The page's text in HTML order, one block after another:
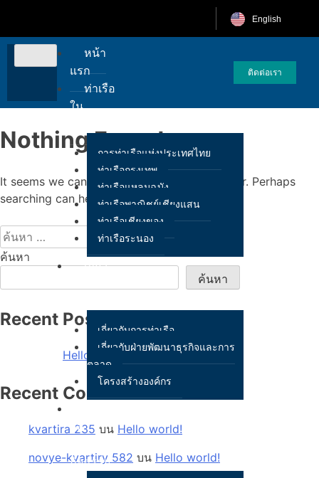
English
หน้า
แรก
ท่าเรือ
ใน
การท่าเรือแห่งประเทศไทย
ท่าเรือกรุงเทพ
ท่าเรือแหลมฉบัง
ท่าเรือพาณิชย์เชียงแสน
ท่าเรือเชียงของ
ท่าเรือระนอง
เกี่ยว
เกี่ยวกับการท่าเรือ
เกี่ยวกับฝ่ายพัฒนาธุรกิจและการ
ตลาด
โครงสร้างองค์กร
สื่อ
กิจกรรม
ติดต่อเรา
Nothing Found
It seems we can’t find what you’re looking for. Perhaps
searching can help.
ค้นหา
ค้นหา
Recent Posts
Hello world!
Recent Comments
kvartira 235 บน Hello world!
novye-kvartiry 582 บน Hello world!